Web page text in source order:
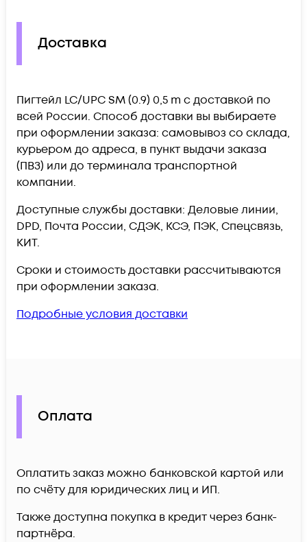
Доставка
Пигтейл LC/UPC SM (0.9) 0,5 m c доставкой по
всей России. Способ доставки вы выбираете
при оформлении заказа: самовывоз со склада,
курьером до адреса, в пункт выдачи заказа
(ПВЗ) или до терминала транспортной
компании.
Доступные службы доставки: Деловые линии,
DPD, Почта России, СДЭК, КСЭ, ПЭК, Спецсвязь,
КИТ.
Сроки и стоимость доставки рассчитываются
при оформлении заказа.
Подробные условия доставки
Оплата
Оплатить заказ можно банковской картой или
по счёту для юридических лиц и ИП.
Также доступна покупка в кредит через банк-
партнёра.